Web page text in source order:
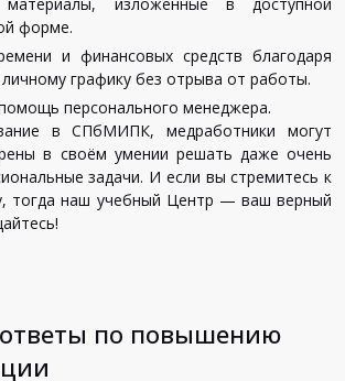
форме.
и финансовых средств благодаря
графику без отрыва от работы.
персонального менеджера.
в СПбМИПК, медработники могут
в своём умении решать даже очень
задачи. И если вы стремитесь к
тогда наш учебный Центр — ваш верный
по повышению